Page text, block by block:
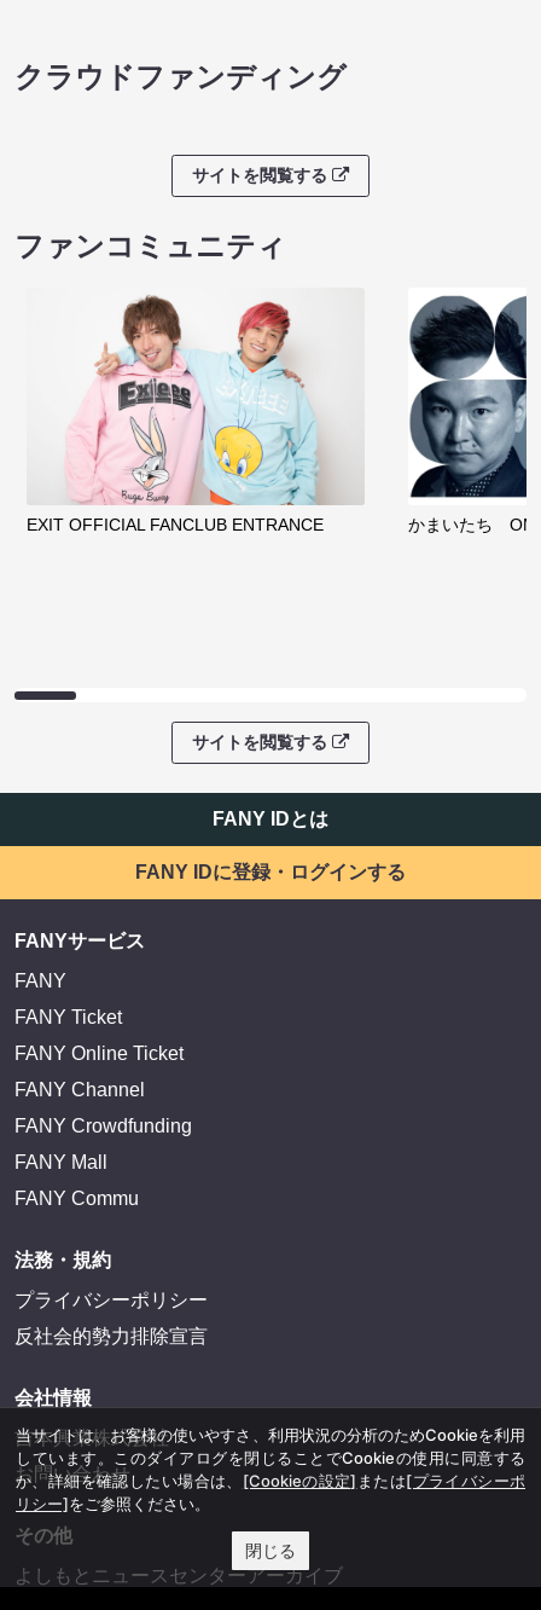
クラウドファンディング
サイトを閲覧する
ファンコミュニティ
EXIT OFFICIAL FANCLUB ENTRANCE かまいたち
サイトを閲覧する
FANY IDとは
FANY IDに登録・ログインする
FANYサービス
FANY
FANY Ticket
FANY Online Ticket
FANY Channel
FANY Crowdfunding
FANY Mall
FANY Commu
法務・規約
プライバシーポリシー
反社会的勢力排除宣言
会社情報
吉本興業株式会社
お問い合わせ
その他
よしもとニュースセンターアーカイブ
当サイトは、お客様の使いやすさ、利用状況の分析のためCookieを利用
しています。このダイアログを閉じることでCookieの使用に同意する
か、詳細を確認したい場合は、 [Cookieの設定] または[プライバシーポ
リシー]をご参照ください。
閉じる